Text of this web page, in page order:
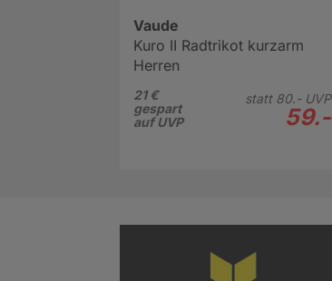
Vaude
Kuro II Radtrikot kurzarm
Herren
21 €
gespart
auf UVP
statt 80.-UVP
59.-